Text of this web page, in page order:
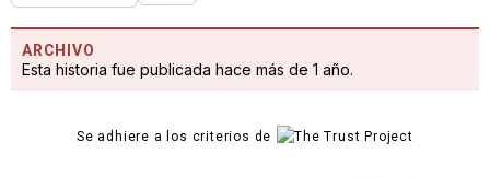
ARCHIVO
Esta historia fue publicada hace más de 1 año.
Se adhiere a los criterios de